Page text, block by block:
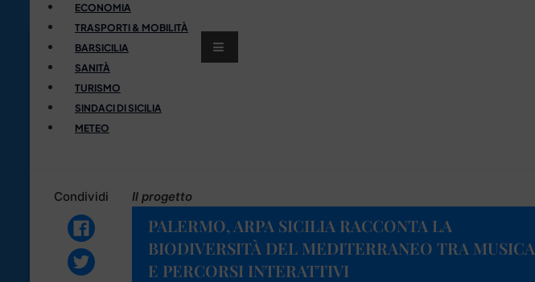
ECONOMIA
TRASPORTI & MOBILITÀ
BARSICILIA
SANITÀ
TURISMO
SINDACI DI SICILIA
METEO
Condividi Il progetto
PALERMO, ARPA SICILIA RACCONTA LA
BIODIVERSITÀ DEL MEDITERRANEO TRA MUSICA
E PERCORSI INTERATTIVI